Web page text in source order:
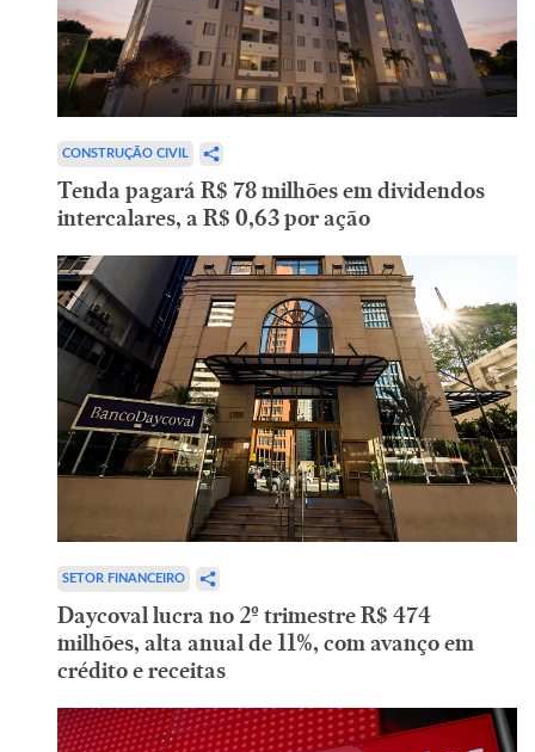
CONSTRUÇÃO CIVIL
Tenda pagará R$ 78 milhões em dividendos
intercalares, a R$ 0,63 por ação
SETOR FINANCEIRO
Daycoval lucra no 2º trimestre R$ 474
milhões, alta anual de 11%, com avanço em
crédito e receitas